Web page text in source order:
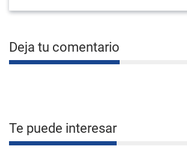
Deja tu comentario
Te puede interesar